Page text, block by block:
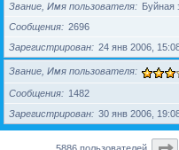
Звание, Имя пользователя Буйная
Сообщения
2696
Зарегистрирован
24 янв 2006,
Звание, Имя пользователя
Сообщения
1482
Зарегистрирован
30 янв 2006,
5886 пользователей